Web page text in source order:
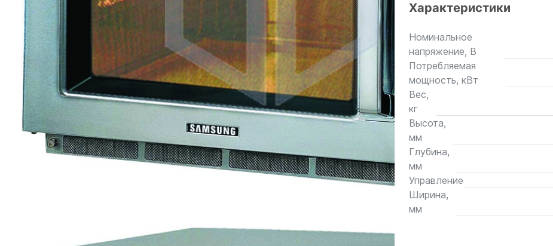
Характеристики
Номинальное
напряжение, В
Потребляемая
мощность, кВт
Вес,
кг
Высота,
мм
Глубина,
мм
Управление
Ширина,
мм